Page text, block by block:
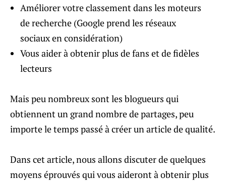
Améliorer votre classement dans les moteurs
de recherche (Google prend les réseaux
sociaux en considération)
Vous aider à obtenir plus de fans et de fidèles
lecteurs
Mais peu nombreux sont les blogueurs qui
obtiennent un grand nombre de partages, peu
importe le temps passé à créer un article de qualité.
Dans cet article, nous allons discuter de quelques
moyens éprouvés qui vous aideront à obtenir plus